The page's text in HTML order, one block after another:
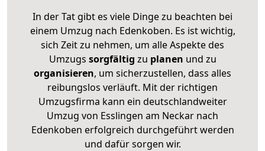
In der Tat gibt es viele Dinge zu beachten bei
einem Umzug nach Edenkoben. Es ist wichtig,
sich Zeit zu nehmen, um alle Aspekte des
Umzugs sorgfältig zu planen und zu
organisieren, um sicherzustellen, dass alles
reibungslos verläuft. Mit der richtigen
Umzugsfirma kann ein deutschlandweiter
Umzug von Esslingen am Neckar nach
Edenkoben erfolgreich durchgeführt werden
und dafür sorgen wir.